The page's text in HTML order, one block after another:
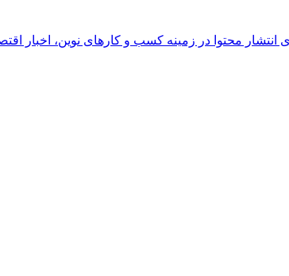
انتشار محتوا در زمینه کسب و کارهای نوین، اخبار